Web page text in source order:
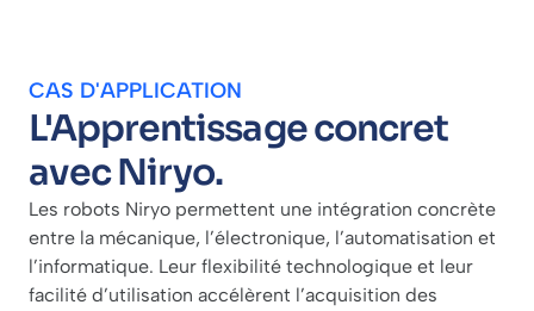
CAS D'APPLICATION
L'Apprentissage concret
avec Niryo.
Les robots Niryo permettent une intégration concrète
entre la mécanique, l’électronique, l’automatisation et
l’informatique. Leur flexibilité technologique et leur
facilité d’utilisation accélèrent l’acquisition des